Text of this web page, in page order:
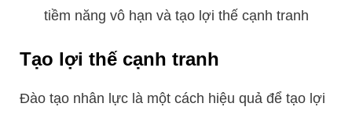
tiềm năng vô hạn và tạo lợi thế cạnh tranh
Tạo lợi thế cạnh tranh
Đào tạo nhân lực là một cách hiệu quả để tạo lợi